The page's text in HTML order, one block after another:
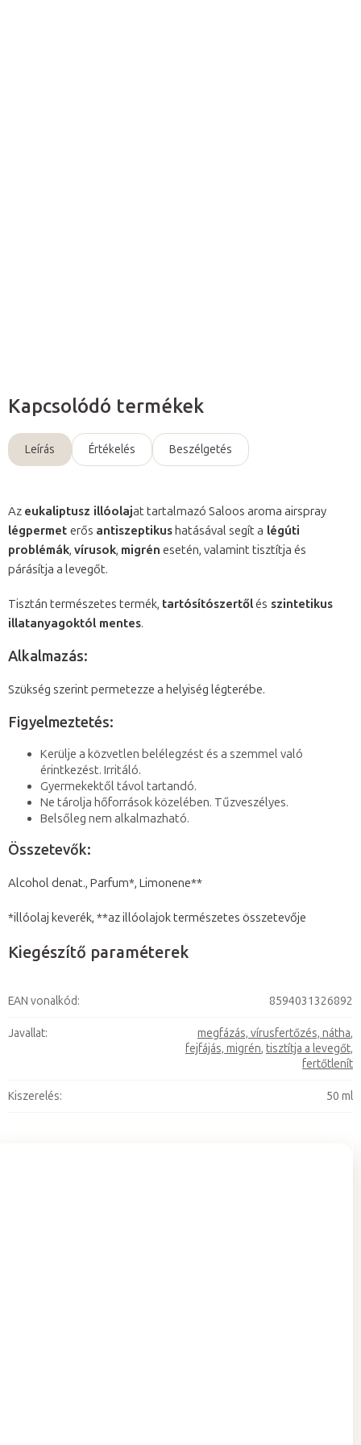
Kapcsolódó termékek
Leírás Értékelés Beszélgetés
Az eukaliptusz illóolajat tartalmazó Saloos aroma airspray
légpermet erős antiszeptikus hatásával segít a légúti
problémák, vírusok, migrén esetén, valamint tisztítja és
párásítja a levegőt.
Tisztán természetes termék, tartósítószertőlés szintetikus
illatanyagoktól mentes.
Alkalmazás:
Szükség szerint permetezze a helyiség légterébe.
Figyelmeztetés:
Kerülje a közvetlen belélegzést és a szemmel való
érintkezést. Irritáló.
Gyermekektől távol tartandó.
Ne tárolja hőforrások közelében. Tűzveszélyes.
Belsőleg nem alkalmazható.
Összetevők:
Alcohol denat., Parfum*, Limonene**
*illóolaj keverék, **az illóolajok természetes összetevője
Kiegészítő paraméterek
EAN vonalkód: 8594031326892
Javallat: megfázás, vírusfertőzés, nátha,
fejfájás, migrén, tisztítja a levegőt,
fertőtlenít
Kiszerelés: 50 ml